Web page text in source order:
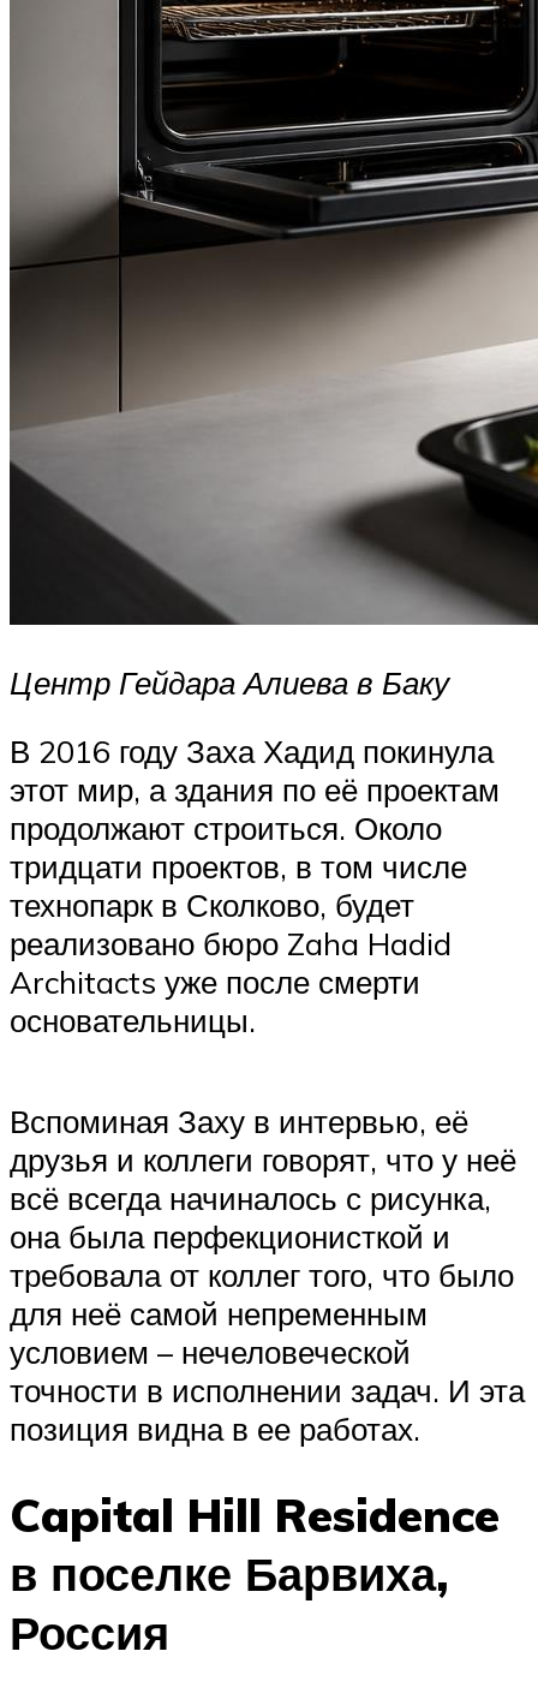
Центр Гейдара Алиева в Баку
В 2016 году Заха Хадид покинула
этот мир, а здания по её проектам
продолжают строиться. Около
тридцати проектов, в том числе
технопарк в Сколково, будет
реализовано бюро Zaha Hadid
Architacts уже после смерти
основательницы.
Вспоминая Заху в интервью, её
друзья и коллеги говорят, что у неё
всё всегда начиналось с рисунка,
она была перфекционисткой и
требовала от коллег того, что было
для неё самой непременным
условием – нечеловеческой
точности в исполнении задач. И эта
позиция видна в ее работах.
Capital Hill Residence
в поселке Барвиха,
Россия